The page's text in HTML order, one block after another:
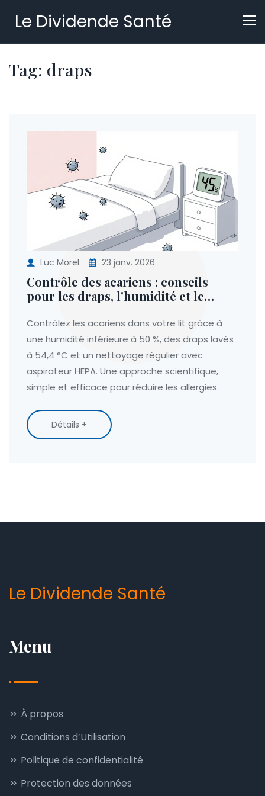
Le Dividende Santé
Tag: draps
Luc Morel 23 janv. 2026
Contrôle des acariens : conseils
pour les draps, l'humidité et le
Contrôlez les acariens dans votre lit grâce à
une humidité inférieure à 50 %, des draps lavés
à 54,4 °C et un nettoyage régulier avec
aspirateur HEPA. Une approche scientifique,
simple et efficace pour réduire les allergies.
Détails +
Le Dividende Santé
Menu
À propos
Conditions d’Utilisation
Politique de confidentialité
Protection des données